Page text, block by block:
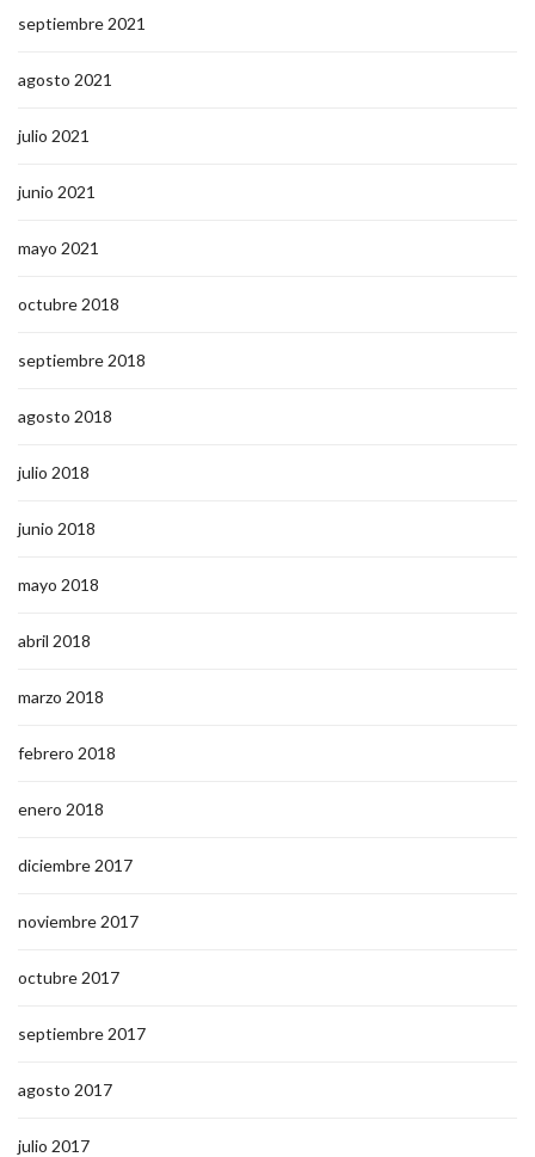
septiembre 2021
agosto 2021
julio 2021
junio 2021
mayo 2021
octubre 2018
septiembre 2018
agosto 2018
julio 2018
junio 2018
mayo 2018
abril 2018
marzo 2018
febrero 2018
enero 2018
diciembre 2017
noviembre 2017
octubre 2017
septiembre 2017
agosto 2017
julio 2017